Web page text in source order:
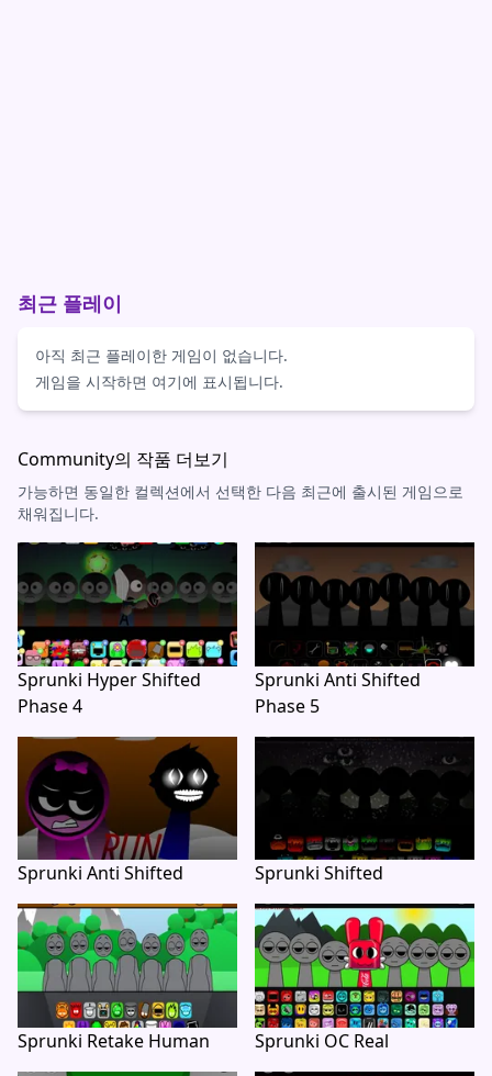
최근 플레이
아직 최근 플레이한 게임이 없습니다.
게임을 시작하면 여기에 표시됩니다.
Community의 작품 더보기
가능하면 동일한 컬렉션에서 선택한 다음 최근에 출시된 게임으로
채워집니다.
Sprunki Hyper Shifted
Phase 4
Sprunki Anti Shifted
Phase 5
Sprunki Anti Shifted Sprunki Shifted
Sprunki Retake Human Sprunki OC Real